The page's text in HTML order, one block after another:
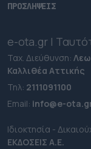
ΠΡΟΣΛΗΨΕΙΣ
e-ota.gr |
Ταχ. Διεύθυνση:
Καλλιθέα Αττικής
Τηλ: 2111091100
Εmail: info@e-
Ιδιοκτησία -
ΕΚΔΟΣΕΙΣ A.E.